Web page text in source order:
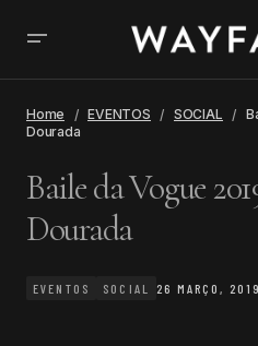
Home EVENTOS SOCIAL
Dourada
Baile da Vogue
Dourada
EVENTOS SOCIAL 26 MARÇO,